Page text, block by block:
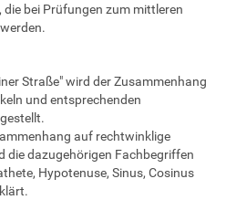
bei Prüfungen zum mittleren
Straße" wird der Zusammenhang
und entsprechenden
auf rechtwinklige
die dazugehörigen Fachbegriffen
Hypotenuse, Sinus, Cosinus